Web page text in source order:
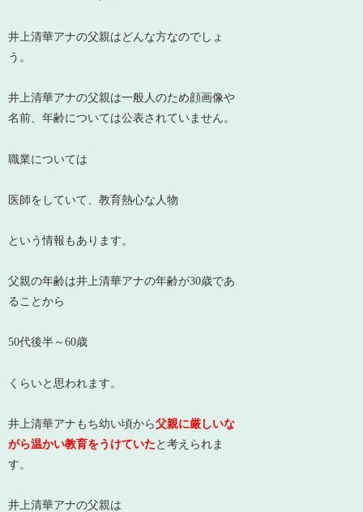
井上清華アナの父親はどんな方なのでしょ
う。
井上清華アナの父親は一般人のため顔画像や
名前、年齢については公表されていません。
職業については
医師をしていて、教育熱心な人物
という情報もあります。
父親の年齢は井上清華アナの年齢が30歳であ
ることから
50代後半～60歳
くらいと思われます。
井上清華アナもち幼い頃から父親に厳しいな
がら温かい教育をうけていた と考えられま
す。
井上清華アナの父親は